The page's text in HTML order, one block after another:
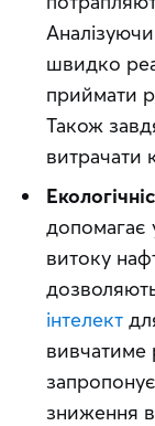
швидко
приймати
Також
витрачати
допомагає
витоку
інтелект
вивчатиме
зниження